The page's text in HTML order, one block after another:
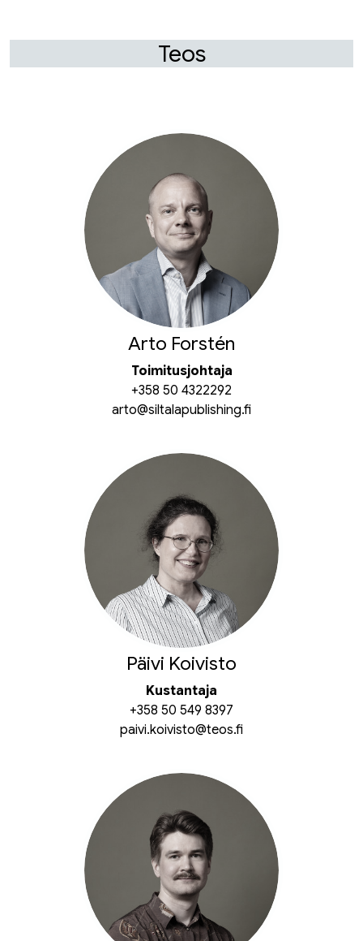
Teos
Arto Forstén
Toimitusjohtaja
+358 50 4322292
arto@siltalapublishing.fi
Päivi Koivisto
Kustantaja
+358 50 549 8397
paivi.koivisto@teos.fi